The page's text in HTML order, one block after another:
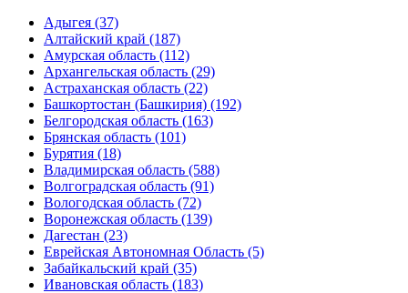
Адыгея (37)
Алтайский край (187)
Амурская область (112)
Архангельская область (29)
Астраханская область (22)
Башкортостан (Башкирия) (192)
Белгородская область (163)
Брянская область (101)
Бурятия (18)
Владимирская область (588)
Волгоградская область (91)
Вологодская область (72)
Воронежская область (139)
Дагестан (23)
Еврейская Автономная Область (5)
Забайкальский край (35)
Ивановская область (183)